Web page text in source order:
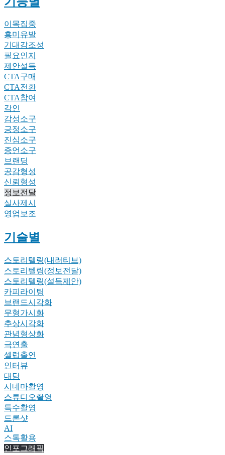
이목집중
흥미유발
기대감조성
필요인지
제안설득
CTA구매
CTA전환
CTA참여
각인
감성소구
긍정소구
진심소구
증언소구
브랜딩
공감형성
신뢰형성
정보전달
실사제시
영업보조
기술별
스토리텔링(내러티브)
스토리텔링(정보전달)
스토리텔링(설득제안)
카피라이팅
브랜드시각화
무형가시화
추상시각화
관념형상화
극연출
셀럽출연
인터뷰
대담
시네마촬영
스튜디오촬영
특수촬영
드론샷
AI
스톡활용
인포그래픽